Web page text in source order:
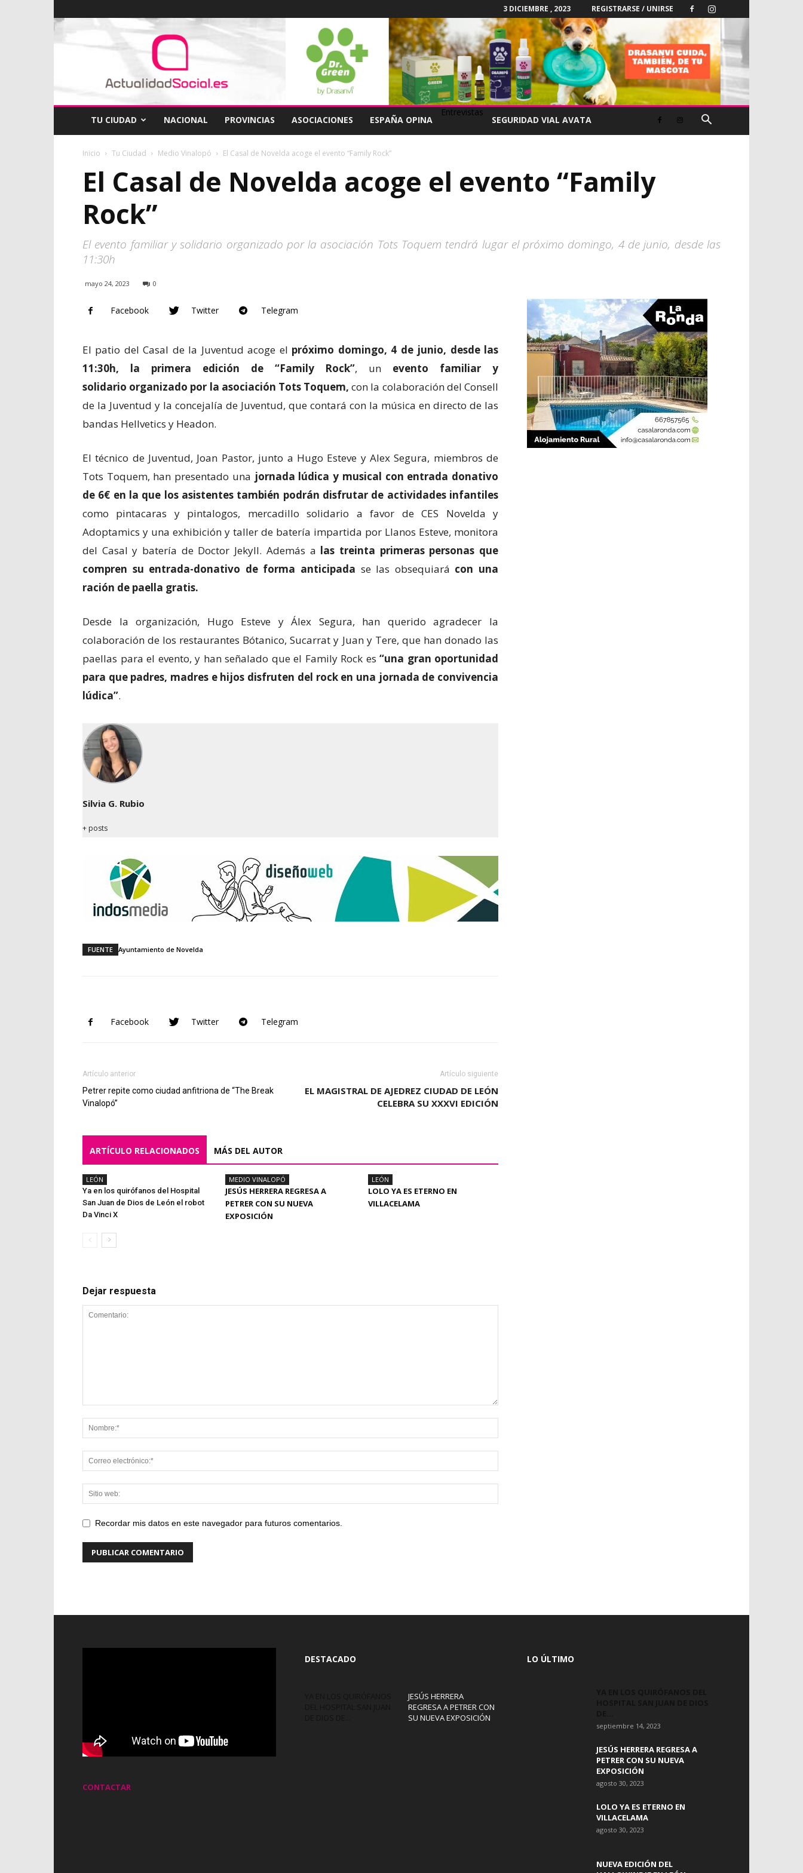
3 DICIEMBRE , 2023 REGISTRARSE / UNIRSE
ActualidadSocial
TU CIUDAD NACIONAL PROVINCIAS ASOCIACIONES ESPAÑA OPINA
Entrevistas
SEGURIDAD VIAL AVATA
Inicio Tu Ciudad Medio Vinalopó El Casal de Novelda acoge el evento “Family Rock”
El Casal de Novelda acoge el evento “Family
Rock”
El evento familiar y solidario organizado por la asociación Tots Toquem tendrá lugar el próximo domingo, 4 de junio, desde las
11:30h
mayo 24, 2023 0
Facebook Twitter Telegram
El patio del Casal de la Juventud acoge el próximo domingo, 4 de junio, desde las
11:30h, la primera edición de “Family Rock”, un evento familiar y
solidario organizado por la asociación Tots Toquem, con la colaboración del Consell
de la Juventud y la concejalía de Juventud, que contará con la música en directo de las
bandas Hellvetics y Headon.
El técnico de Juventud, Joan Pastor, junto a Hugo Esteve y Alex Segura, miembros de
Tots Toquem, han presentado una jornada lúdica y musical con entrada donativo
de 6€ en la que los asistentes también podrán disfrutar de actividades infantiles
como pintacaras y pintalogos, mercadillo solidario a favor de CES Novelda y
Adoptamics y una exhibición y taller de batería impartida por Llanos Esteve, monitora
del Casal y batería de Doctor Jekyll. Además a las treinta primeras personas que
compren su entrada-donativo de forma anticipada se las obsequiará con una
ración de paella gratis.
Desde la organización, Hugo Esteve y Álex Segura, han querido agradecer la
colaboración de los restaurantes Bótanico, Sucarrat y Juan y Tere, que han donado las
paellas para el evento, y han señalado que el Family Rock es “una gran oportunidad
para que padres, madres e hijos disfruten del rock en una jornada de convivencia
lúdica”.
Silvia G. Rubio
+ posts
FUENTE Ayuntamiento de Novelda
Facebook Twitter Telegram
Artículo anterior
Petrer repite como ciudad anfitriona de “The Break
Vinalopó”
Artículo siguiente
EL MAGISTRAL DE AJEDREZ CIUDAD DE LEÓN
CELEBRA SU XXXVI EDICIÓN
ARTÍCULO RELACIONADOS MÁS DEL AUTOR
LEÓN
Ya en los quirófanos del Hospital
San Juan de Dios de León el robot
Da Vinci X
MEDIO VINALOPÓ
JESÚS HERRERA REGRESA A
PETRER CON SU NUEVA
EXPOSICIÓN
LEÓN
LOLO YA ES ETERNO EN
VILLACELAMA
Dejar respuesta
Recordar mis datos en este navegador para futuros comentarios.
CONTACTAR
DESTACADO
JESÚS HERRERA
REGRESA A PETRER CON
SU NUEVA EXPOSICIÓN
LO ÚLTIMO
septiembre 14, 2023
JESÚS HERRERA REGRESA A
PETRER CON SU NUEVA
EXPOSICIÓN
agosto 30, 2023
LOLO YA ES ETERNO EN
VILLACELAMA
agosto 30, 2023
NUEVA EDICIÓN DEL